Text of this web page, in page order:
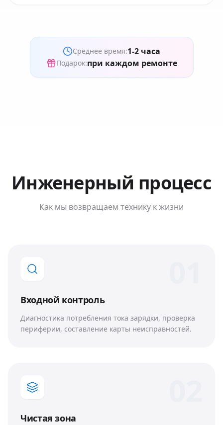
Среднее время:1-2 часа
Подарок:при каждом ремонте
Инженерный процесс
Как мы возвращаем технику к жизни
Входной контроль
Диагностика потребления тока зарядки, проверка
периферии, составление карты неисправностей.
Чистая зона